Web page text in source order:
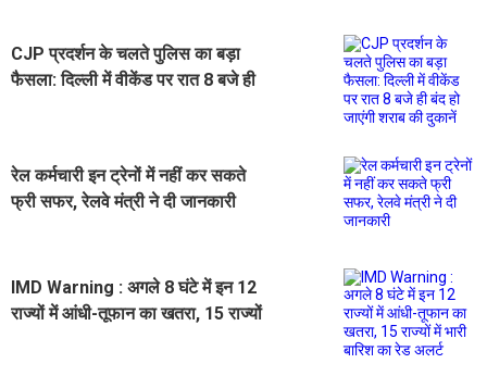
CJP प्रदर्शन के चलते पुलिस का बड़ा
फैसला: दिल्ली में वीकेंड पर रात 8 बजे ही
रेल कर्मचारी इन ट्रेनों में नहीं कर सकते
फ्री सफर, रेलवे मंत्री ने दी जानकारी
IMD Warning : अगले 8 घंटे में इन 12
राज्यों में आंधी-तूफान का खतरा, 15 राज्यों